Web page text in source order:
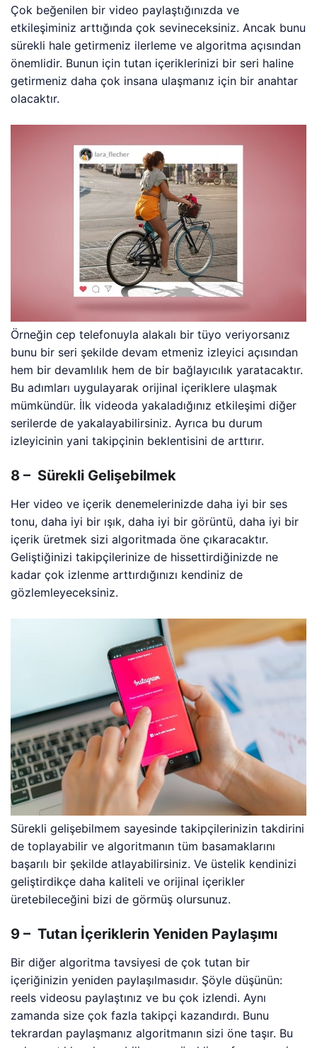
Çok beğenilen bir video paylaştığınızda ve
etkileşiminiz arttığında çok sevineceksiniz. Ancak bunu
sürekli hale getirmeniz ilerleme ve algoritma açısından
önemlidir. Bunun için tutan içeriklerinizi bir seri haline
getirmeniz daha çok insana ulaşmanız için bir anahtar
olacaktır.
Örneğin cep telefonuyla alakalı bir tüyo veriyorsanız
bunu bir seri şekilde devam etmeniz izleyici açısından
hem bir devamlılık hem de bir bağlayıcılık yaratacaktır.
Bu adımları uygulayarak orijinal içeriklere ulaşmak
mümkündür. İlk videoda yakaladığınız etkileşimi diğer
serilerde de yakalayabilirsiniz. Ayrıca bu durum
izleyicinin yani takipçinin beklentisini de arttırır.
8 – Sürekli Gelişebilmek
Her video ve içerik denemelerinizde daha iyi bir ses
tonu, daha iyi bir ışık, daha iyi bir görüntü, daha iyi bir
içerik üretmek sizi algoritmada öne çıkaracaktır.
Geliştiğinizi takipçilerinize de hissettirdiğinizde ne
kadar çok izlenme arttırdığınızı kendiniz de
gözlemleyeceksiniz.
Sürekli gelişebilmem sayesinde takipçilerinizin takdirini
de toplayabilir ve algoritmanın tüm basamaklarını
başarılı bir şekilde atlayabilirsiniz. Ve üstelik kendinizi
geliştirdikçe daha kaliteli ve orijinal içerikler
üretebileceğini bizi de görmüş olursunuz.
9 – Tutan İçeriklerin Yeniden Paylaşımı
Bir diğer algoritma tavsiyesi de çok tutan bir
içeriğinizin yeniden paylaşılmasıdır. Şöyle düşünün:
reels videosu paylaştınız ve bu çok izlendi. Aynı
zamanda size çok fazla takipçi kazandırdı. Bunu
tekrardan paylaşmanız algoritmanın sizi öne taşır. Bu